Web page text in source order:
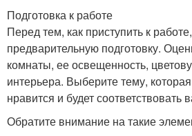
Подготовка к работе
Перед тем, как приступить к
предварительную подготовку.
комнаты, ее освещенность,
интерьера. Выберите тему,
нравится и будет
Обратите внимание на такие